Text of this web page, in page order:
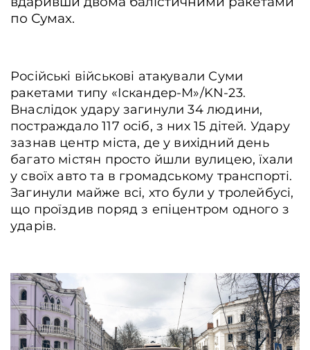
по Сумах.
Російські військові атакували Суми
ракетами типу «Іскандер-М»/KN-23.
Внаслідок удару загинули 34 людини,
постраждало 117 осіб, з них 15 дітей. Удару
зазнав центр міста, де у вихідний день
багато містян просто йшли вулицею, їхали
у своїх авто та в громадському транспорті.
Загинули майже всі, хто були у тролейбусі,
що проїздив поряд з епіцентром одного з
ударів.